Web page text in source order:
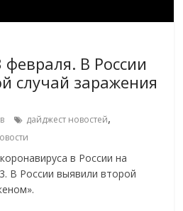
февраля. В России
случай заражения
дайджест новостей,
в России на
В России выявили второй